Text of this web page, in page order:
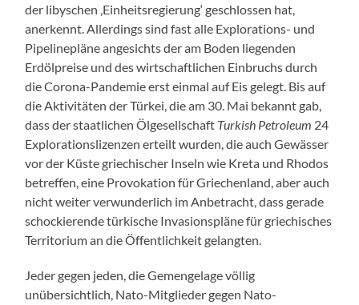
der libyschen ‚Einheitsregierung‘ geschlossen hat,
anerkennt. Allerdings sind fast alle Explorations- und
Pipelinepläne angesichts der am Boden liegenden
Erdölpreise und des wirtschaftlichen Einbruchs durch
die Corona-Pandemie erst einmal auf Eis gelegt. Bis auf
die Aktivitäten der Türkei, die am 30. Mai bekannt gab,
dass der staatlichen Ölgesellschaft Turkish Petroleum 24
Explorationslizenzen erteilt wurden, die auch Gewässer
vor der Küste griechischer Inseln wie Kreta und Rhodos
betreffen, eine Provokation für Griechenland, aber auch
nicht weiter verwunderlich im Anbetracht, dass gerade
schockierende türkische Invasionspläne für griechisches
Territorium an die Öffentlichkeit gelangten.
Jeder gegen jeden, die Gemengelage völlig
unübersichtlich, Nato-Mitglieder gegen Nato-